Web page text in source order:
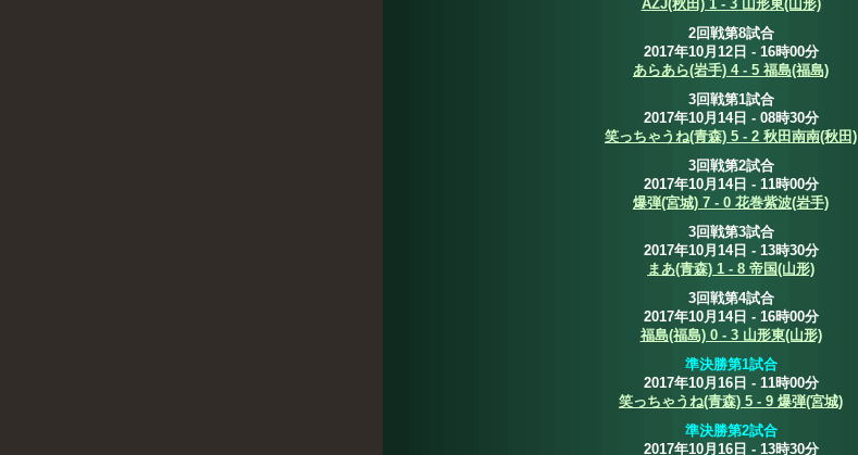
AZJ(秋田) 1 - 3 山形東(山形)
2回戦第8試合
2017年10月12日 - 16時00分
あらあら(岩手) 4 - 5 福島(福島)
3回戦第1試合
2017年10月14日 - 08時30分
笑っちゃうね(青森) 5 - 2 秋田南南(秋田)
3回戦第2試合
2017年10月14日 - 11時00分
爆弾(宮城) 7 - 0 花巻紫波(岩手)
3回戦第3試合
2017年10月14日 - 13時30分
まあ(青森) 1 - 8 帝国(山形)
3回戦第4試合
2017年10月14日 - 16時00分
福島(福島) 0 - 3 山形東(山形)
準決勝第1試合
2017年10月16日 - 11時00分
笑っちゃうね(青森) 5 - 9 爆弾(宮城)
準決勝第2試合
2017年10月16日 - 13時30分